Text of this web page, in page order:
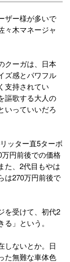
ザー様が多いで
々木マネージャ
クーガは、日本
ズ感とパワフル
支持されてい
謳歌する大人の
いっていいだろ
ッター直5ターボ
円前後での価格
た、2代目もやは
は270万円前後で
を受けて、初代2
」という。
しないとか。日
た無難な車体色